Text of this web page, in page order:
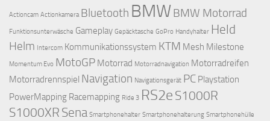
Actioncam Actionkamera Bluetooth BMWBMW Motorrad
Funktionsunterwäsche Gameplay Gepäcktasche GoPro Handyhalter Held
Helm Intercom Kommunikationssystem KTM Mesh Milestone
Momentum Evo MotoGP Motorrad Motorradnavigation Motorradreifen
Motorradrennspiel Navigation Navigationsgerät PC Playstation
PowerMapping Racemapping Ride 3 RS2e S1000R
S1000XR Sena Smartphonehalter Smartphonehalterung Smartphonehülle